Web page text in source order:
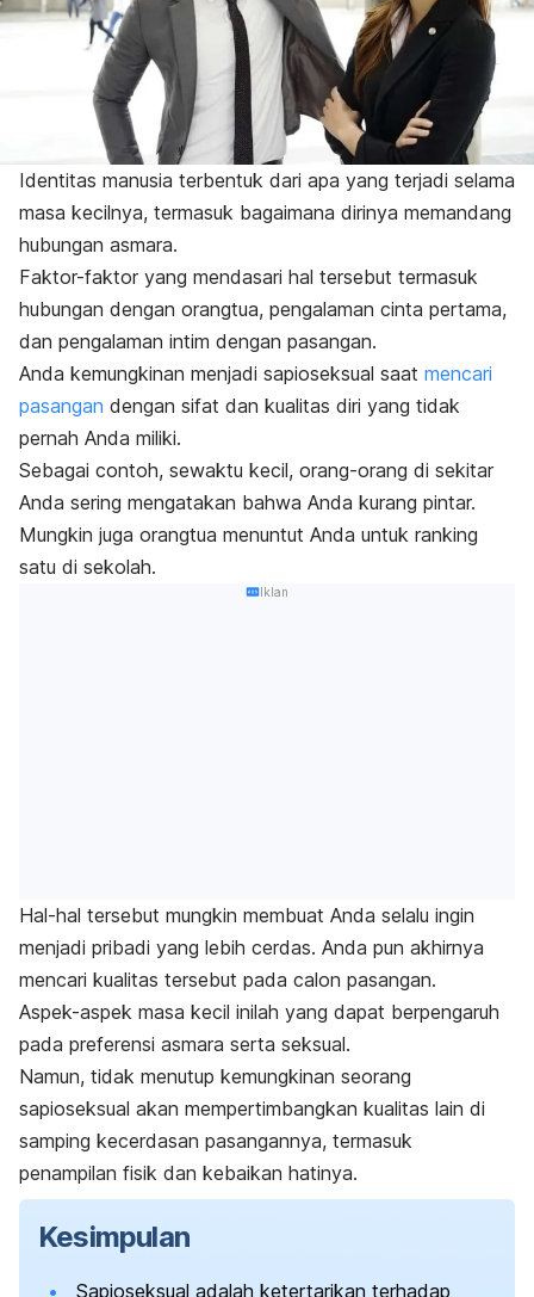
Identitas manusia terbentuk dari apa yang terjadi selama
masa kecilnya, termasuk bagaimana dirinya memandang
hubungan asmara.
Faktor-faktor yang mendasari hal tersebut termasuk
hubungan dengan orangtua, pengalaman cinta pertama,
dan pengalaman intim dengan pasangan.
Anda kemungkinan menjadi sapioseksual saat mencari
pasangan dengan sifat dan kualitas diri yang tidak
pernah Anda miliki.
Sebagai contoh, sewaktu kecil, orang-orang di sekitar
Anda sering mengatakan bahwa Anda kurang pintar.
Mungkin juga orangtua menuntut Anda untuk ranking
satu di sekolah.
Iklan
Hal-hal tersebut mungkin membuat Anda selalu ingin
menjadi pribadi yang lebih cerdas. Anda pun akhirnya
mencari kualitas tersebut pada calon pasangan.
Aspek-aspek masa kecil inilah yang dapat berpengaruh
pada preferensi asmara serta seksual.
Namun, tidak menutup kemungkinan seorang
sapioseksual akan mempertimbangkan kualitas lain di
samping kecerdasan pasangannya, termasuk
penampilan fisik dan kebaikan hatinya.
Kesimpulan
Sapioseksual adalah ketertarikan terhadap